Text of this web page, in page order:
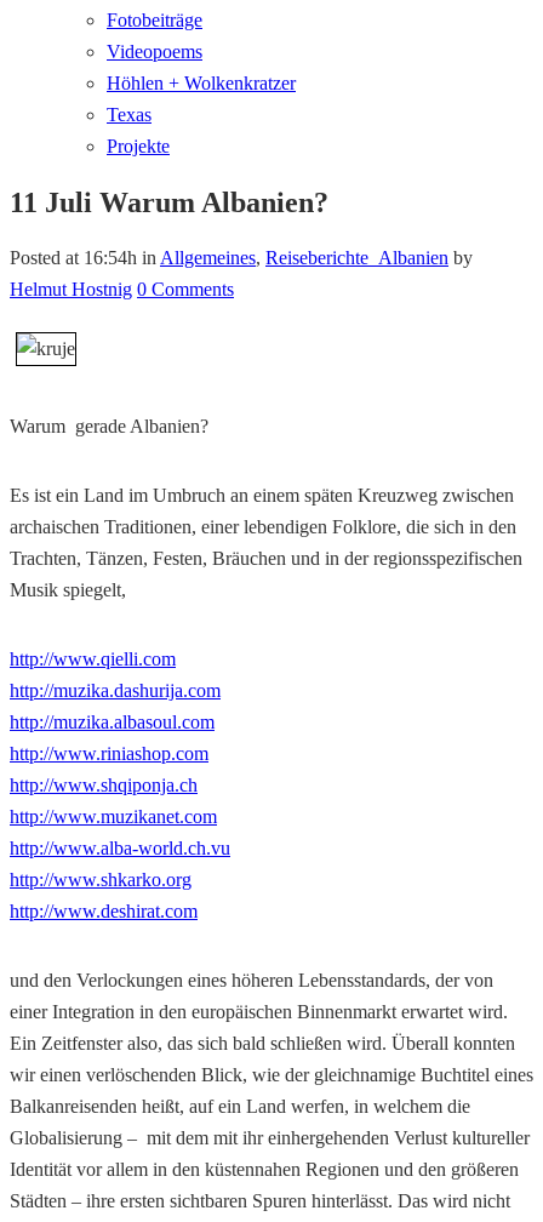
Fotobeiträge
Videopoems
Höhlen + Wolkenkratzer
Texas
Projekte
11 Juli Warum Albanien?
Posted at 16:54h in Allgemeines, Reiseberichte_Albanien by
Helmut Hostnig 0 Comments
Warum gerade Albanien?
Es ist ein Land im Umbruch an einem späten Kreuzweg zwischen
archaischen Traditionen, einer lebendigen Folklore, die sich in den
Trachten, Tänzen, Festen, Bräuchen und in der regionsspezifischen
Musik spiegelt,
http://www.qielli.com
http://muzika.dashurija.com
http://muzika.albasoul.com
http://www.riniashop.com
http://www.shqiponja.ch
http://www.muzikanet.com
http://www.alba-world.ch.vu
http://www.shkarko.org
http://www.deshirat.com
und den Verlockungen eines höheren Lebensstandards, der von
einer Integration in den europäischen Binnenmarkt erwartet wird.
Ein Zeitfenster also, das sich bald schließen wird. Überall konnten
wir einen verlöschenden Blick, wie der gleichnamige Buchtitel eines
Balkanreisenden heißt, auf ein Land werfen, in welchem die
Globalisierung – mit dem mit ihr einhergehenden Verlust kultureller
Identität vor allem in den küstennahen Regionen und den größeren
Städten – ihre ersten sichtbaren Spuren hinterlässt. Das wird nicht